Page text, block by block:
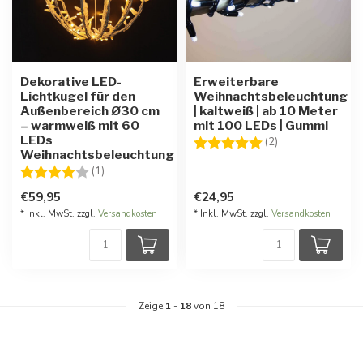
Dekorative LED-
Lichtkugel für den
Außenbereich Ø30 cm
– warmweiß mit 60
LEDs
Weihnachtsbeleuchtung
Bewertung:
(1)
€59,95
* Inkl. MwSt. zzgl. Versandkosten
Erweiterbare
Weihnachtsbeleuchtung
| kaltweiß | ab 10 Meter
mit 100 LEDs | Gummi
Bewertung:
(2)
€24,95
* Inkl. MwSt. zzgl. Versandkosten
Zeige 1 - 18von 18